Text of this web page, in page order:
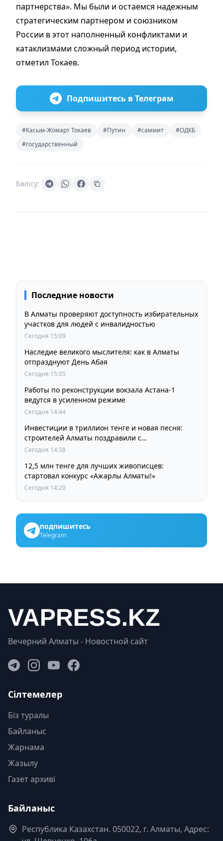
партнерства». Мы были и остаемся надежным
стратегическим партнером и союзником
России в этот наполненный конфликтами и
катаклизмами сложный период истории,
отметил Токаев.
Подпишитесь в Телеграм
#Касым-Жомарт Токаев #Путин #саммит
#ОДКБ
#государственный
Бөлісу:
Последние новости
В Алматы проверяют доступность избирательных
участков для людей с инвалидностью
Сегодня 15:09
Наследие великого мыслителя: как в Алматы
отпразднуют День Абая
Сегодня 15:05
Работы по реконструкции вокзала Астана-1
ведутся в усиленном режиме
Сегодня 14:44
Инвестиции в триллион тенге и новая песня:
строителей Алматы поздравили с
профессиональным праздником
Сегодня 14:38
12,5 млн тенге для лучших живописцев:
стартовал конкурс «Ажарлы Алматы!»
Сегодня 14:20
подпишитесь
Telegram
Вечерний Алматы - Новостной сайт
Сілтемелер
Біз туралы
Байланыс
Жарнама
Жазылу
Газет архиві
Байланыс
Республика Казахстан. 050022, г. Алматы, Адрес: